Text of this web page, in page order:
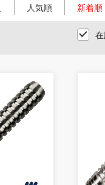
人気順 新着順